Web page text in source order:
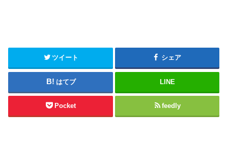
ツイート シェア
はてブ LINE
Pocket feedly